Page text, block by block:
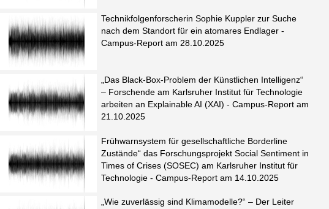
Technikfolgenforscherin Sophie Kuppler zur Suche
nach dem Standort für ein atomares Endlager -
Campus-Report am 28.10.2025
„Das Black-Box-Problem der Künstlichen Intelligenz“
– Forschende am Karlsruher Institut für Technologie
arbeiten an Explainable AI (XAI) - Campus-Report am
21.10.2025
Frühwarnsystem für gesellschaftliche Borderline
Zustände“ das Forschungsprojekt Social Sentiment in
Times of Crises (SOSEC) am Karlsruher Institut für
Technologie - Campus-Report am 14.10.2025
„Wie zuverlässig sind Klimamodelle?“ – Der Leiter